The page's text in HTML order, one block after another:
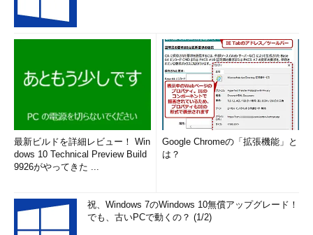
最新ビルドを詳細レビュー！ Win
dows 10 Technical Preview Build
9926がやってきた ...
Google Chromeの「拡張機能」と
は？
祝、Windows 7のWindows 10無償アップグレード！
でも、古いPCで動くの？ (1/2)